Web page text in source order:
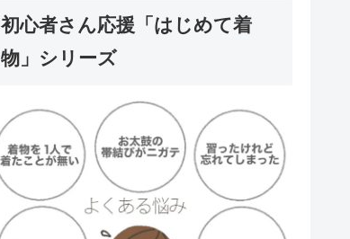
初心者さん応援「はじめて着
物」シリーズ